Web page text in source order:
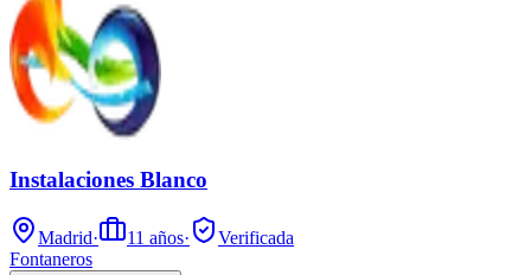
Instalaciones Blanco
Madrid· 11 años·
Verificada
Fontaneros